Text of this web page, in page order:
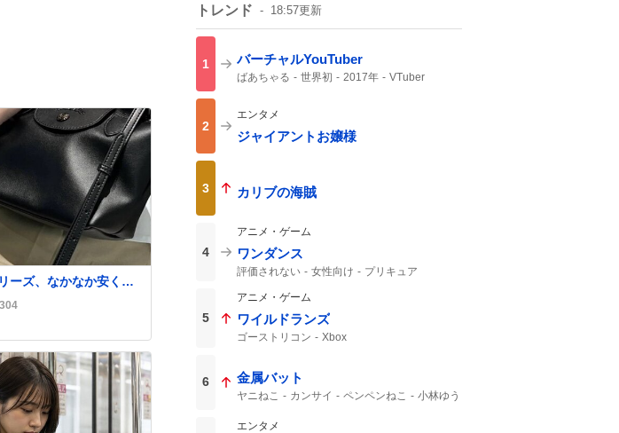
ーズ、なかなか安くな
になってる🖤✨レザー
い。持ってるだけでコ
トレンド 18:57更新
1 バーチャルYouTuber
ばあちゃる 世界初 2017年
VTuber
2
エンタメ
ジャイアントお嬢様
3 カリブの海賊
4
アニメ・ゲーム
ワンダンス
評価されない 女性向け プリキュア
5
アニメ・ゲーム
ワイルドランズ
ゴーストリコン Xbox
6 金属バット
ヤニねこ カンサイ ペンペンねこ 小林ゆう
エンタメ